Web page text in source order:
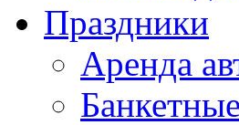
Праздники
Аренда